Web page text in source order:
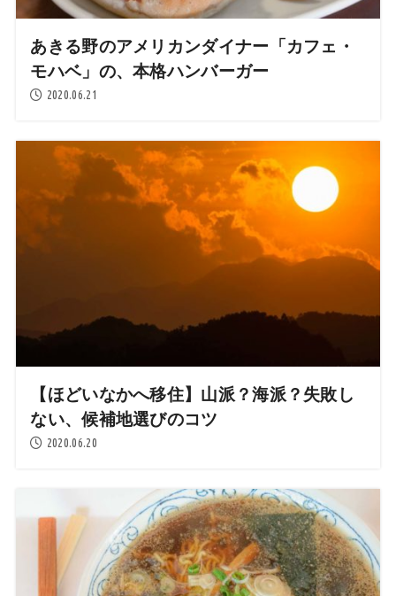
あきる野のアメリカンダイナー「カフェ・
モハベ」の、本格ハンバーガー
2020.06.21
【ほどいなかへ移住】山派？海派？失敗し
ない、候補地選びのコツ
2020.06.20